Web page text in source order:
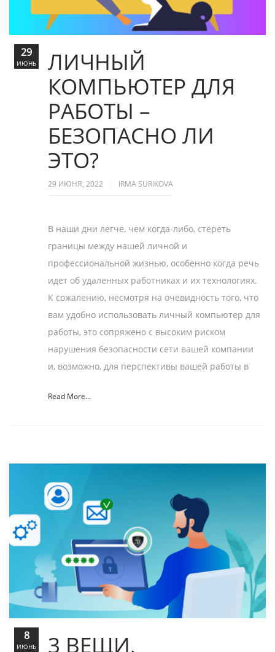
ЛИЧНЫЙ
КОМПЬЮТЕР ДЛЯ
РАБОТЫ –
БЕЗОПАСНО ЛИ
ЭТО?
29 ИЮНЯ, 2022 IRMA SURIKOVA
В наши дни легче, чем когда-либо, стереть
границы между нашей личной и
профессиональной жизнью, особенно когда речь
идет об удаленных работниках и их технологиях.
К сожалению, несмотря на очевидность того, что
вам удобно использовать личный компьютер для
работы, это сопряжено с высоким риском
нарушения безопасности сети вашей компании
и, возможно, для перспективы вашей работы в
Read More...
29
ИЮНЬ
3 ВЕЩИ,
8
ИЮНЬ